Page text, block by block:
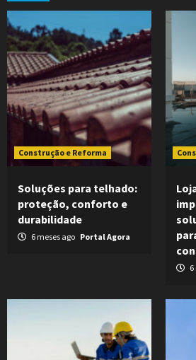
Construção e Reforma
Soluções para telhado:
proteção, conforto e
durabilidade
6 meses ago Portal Agora